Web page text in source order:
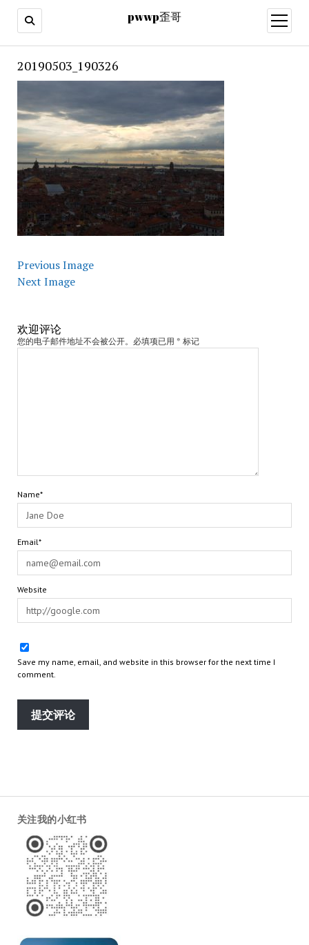
pwwp歪哥
open
menu
20190503_190326
Previous Image
Next Image
欢迎评论
您的电子邮件地址不会被公开。必填项已用 * 标记
Name*
Email*
Website
Save my name, email, and website in this browser for the next time I
comment.
关注我的小红书